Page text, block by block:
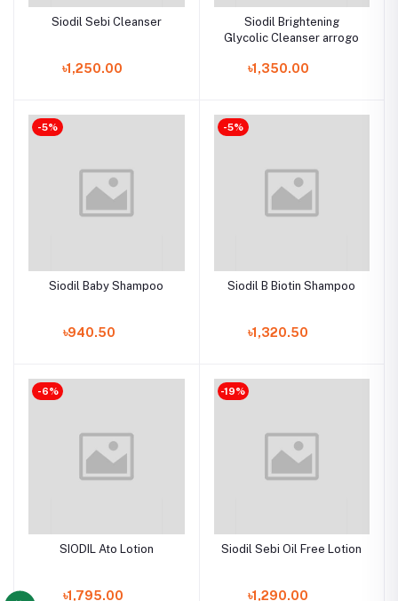
Siodil Sebi Cleanser
৳1,250.00
Siodil Brightening
Glycolic Cleanser arrogo
৳1,350.00
-5%
Siodil Baby Shampoo
৳940.50
-5%
Siodil B Biotin Shampoo
৳1,320.50
-6%
SIODIL Ato Lotion
৳1,795.00
-19%
Siodil Sebi Oil Free Lotion
৳1,290.00